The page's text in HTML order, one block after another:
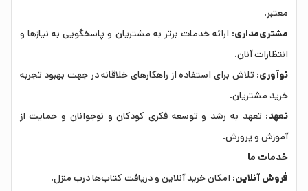
معتبر.
مشتری‌مداری: ارائه خدمات برتر به مشتریان و پاسخگویی به نیازها و
انتظارات آنان.
نوآوری: تلاش برای استفاده از راهکارهای خلاقانه در جهت بهبود تجربه
خرید مشتریان.
تعهد: تعهد به رشد و توسعه فکری کودکان و نوجوانان و حمایت از
آموزش و پرورش.
خدمات ما
فروش آنلاین: امکان خرید آنلاین و دریافت کتاب‌ها درب منزل.